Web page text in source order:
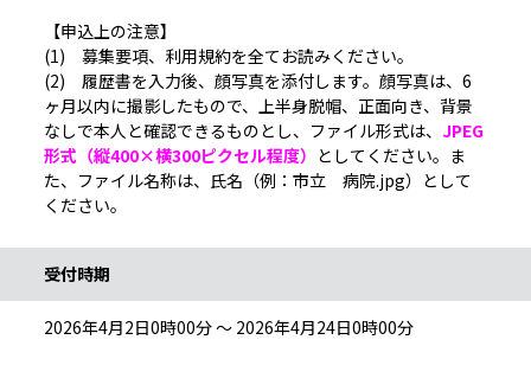
【申込上の注意】
(1) 募集要項、利用規約を全てお読みください。
(2) 履歴書を入力後、顔写真を添付します。顔写真は、6
ヶ月以内に撮影したもので、上半身脱帽、正面向き、背景
なしで本人と確認できるものとし、ファイル形式は、 JPEG
形式（縦400×横300ピクセル程度） としてください。ま
た、ファイル名称は、氏名（例：市立 病院.jpg）として
ください。
受付時期
2026年4月2日0時00分 ～ 2026年4月24日0時00分